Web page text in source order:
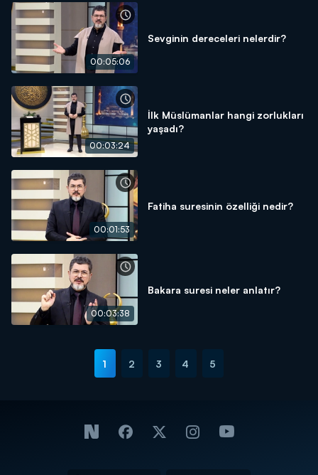
00:05:06
Sevginin dereceleri nelerdir?
00:03:24
İlk Müslümanlar hangi zorlukları
yaşadı?
00:01:53
Fatiha suresinin özelliği nedir?
00:03:38
Bakara suresi neler anlatır?
1 2 3 4 5